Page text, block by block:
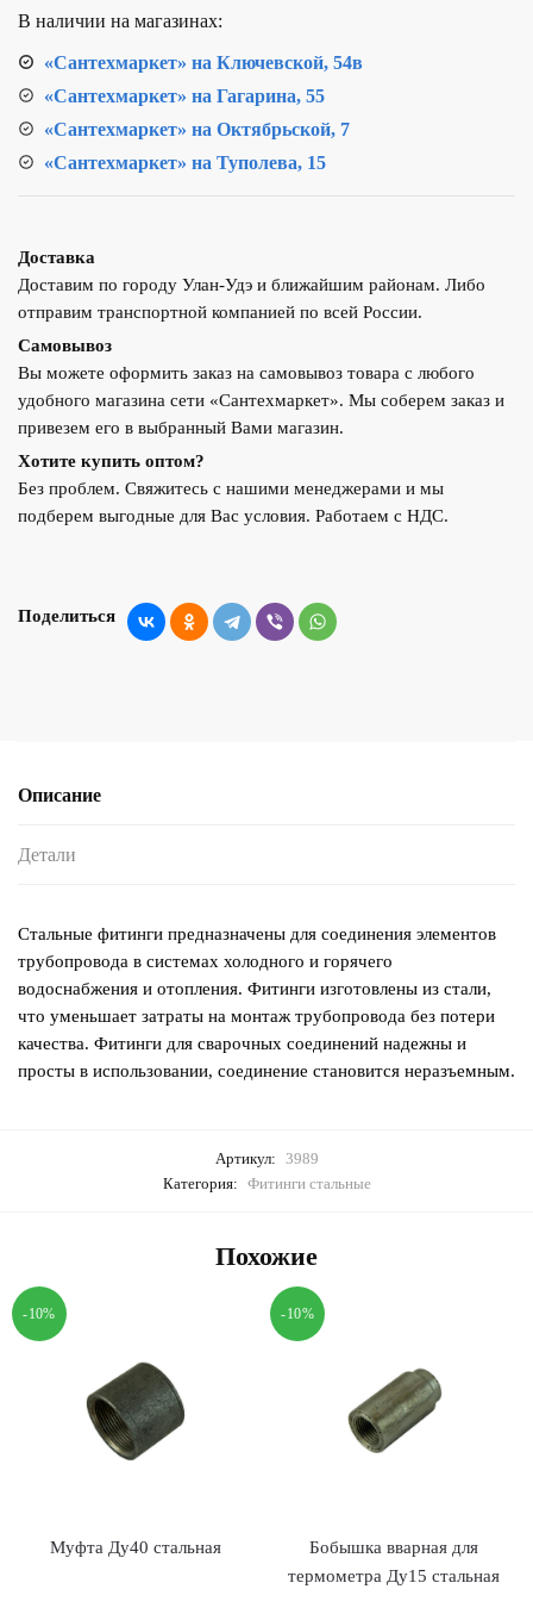
В наличии на магазинах:
«Сантехмаркет» на Ключевской, 54в
«Сантехмаркет» на Гагарина, 55
«Сантехмаркет» на Октябрьской, 7
«Сантехмаркет» на Туполева, 15
Доставка
Доставим по городу Улан-Удэ и ближайшим районам. Либо
отправим транспортной компанией по всей России.
Самовывоз
Вы можете оформить заказ на самовывоз товара с любого
удобного магазина сети «Сантехмаркет». Мы соберем заказ и
привезем его в выбранный Вами магазин.
Хотите купить оптом?
Без проблем. Свяжитесь с нашими менеджерами и мы
подберем выгодные для Вас условия. Работаем с НДС.
Поделиться
Описание
Детали
Стальные фитинги предназначены для соединения элементов
трубопровода в системах холодного и горячего
водоснабжения и отопления. Фитинги изготовлены из стали,
что уменьшает затраты на монтаж трубопровода без потери
качества. Фитинги для сварочных соединений надежны и
просты в использовании, соединение становится неразъемным.
Артикул: 3989
Категория: Фитинги стальные
Похожие
-10%
Муфта Ду40 стальная
-10%
Бобышка вварная для
термометра Ду15 стальная